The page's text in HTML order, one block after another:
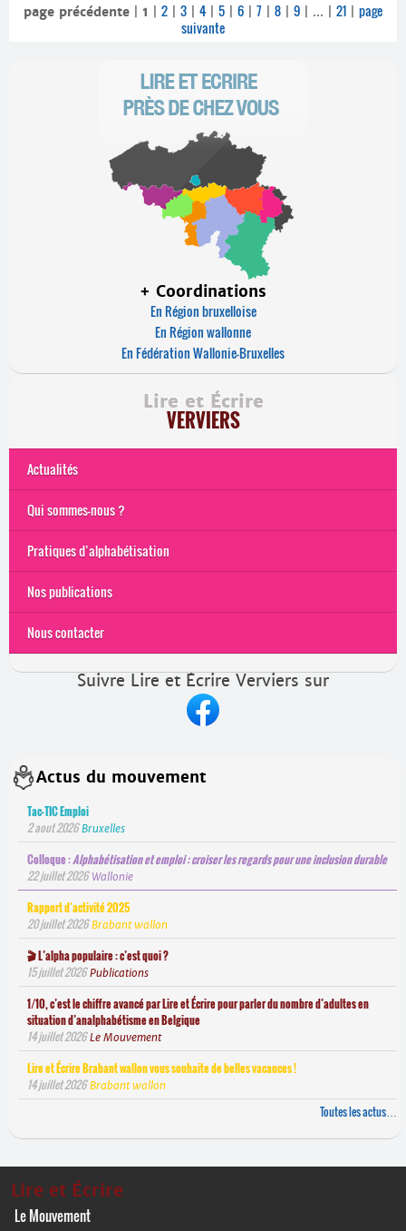
page précédente 1 2 3 4| 5 6 7 8 9 ... 21
page
suivante
+ Coordinations
En Région bruxelloise
En Région wallonne
En Fédération Wallonie-Bruxelles
Lire et Écrire
VERVIERS
Actualités
Qui sommes-nous ?
Pratiques d’alphabétisation
Nos publications
Nous contacter
Suivre Lire et Écrire Verviers sur
Actus du mouvement
Tac-TIC Emploi
2 aout 2026 Bruxelles
Colloque :Alphabétisation et emploi : croiser les regards pour une inclusion durable
22 juillet 2026 Wallonie
Rapport d’activité 2025
20 juillet 2026 Brabant wallon
🎬 L’alpha populaire : c’est quoi ?
15 juillet 2026 Publications
1/10, c’est le chiffre avancé par Lire et Écrire pour parler du nombre d’adultes en
situation d’analphabétisme en Belgique
14 juillet 2026 Le Mouvement
Lire et Écrire Brabant wallon vous souhaite de belles vacances !
14 juillet 2026 Brabant wallon
Toutes les actus…
Lire et Écrire
Le Mouvement